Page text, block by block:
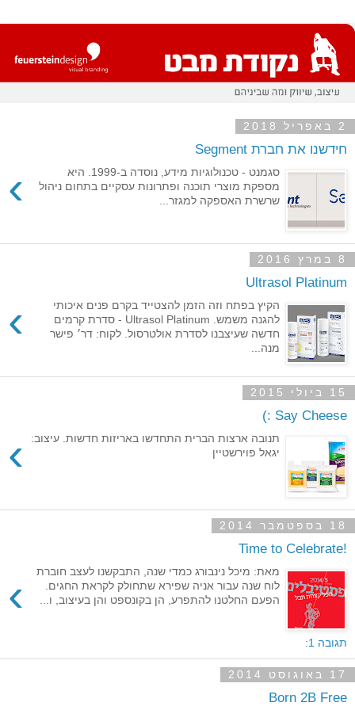
2 באפריל 2018
חידשנו את חברת Segment
›
סגמנט - טכנולוגיות מידע, נוסדה ב-1999. היא
מספקת מוצרי תוכנה ופתרונות עסקיים בתחום ניהול
שרשרת האספקה למגזר...
8 במרץ 2016
Ultrasol Platinum
›
הקיץ בפתח וזה הזמן להצטייד בקרם פנים איכותי
להגנה משמש. Ultrasol Platinum - סדרת קרמים
חדשה שעיצבנו לסדרת אולטרסול. לקוח: דר׳ פישר
מנה...
15 ביולי 2015
Say Cheese :)
›
תנובה ארצות הברית התחדשו באריזות חדשות. עיצוב:
יגאל פוירשטיין
18 בספטמבר 2014
!Time to Celebrate
›
מאת: מיכל נינבורג כמדי שנה, התבקשנו לעצב חוברת
לוח שנה עבור אניה שפירא שתחולק לקראת החגים.
הפעם החלטנו להתפרע, הן בקונספט והן בעיצוב, ו...
תגובה 1:
17 באוגוסט 2014
Born 2B Free